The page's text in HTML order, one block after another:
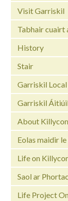
Visit Garriskil
Tabhair cuairt
History
Stair
Garriskil
Garriskil
About
Eolas maidir
Life on
Saol ar
Life Project